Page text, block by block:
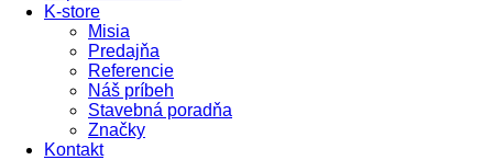
K-store
Misia
Predajňa
Referencie
Náš príbeh
Stavebná poradňa
Značky
Kontakt